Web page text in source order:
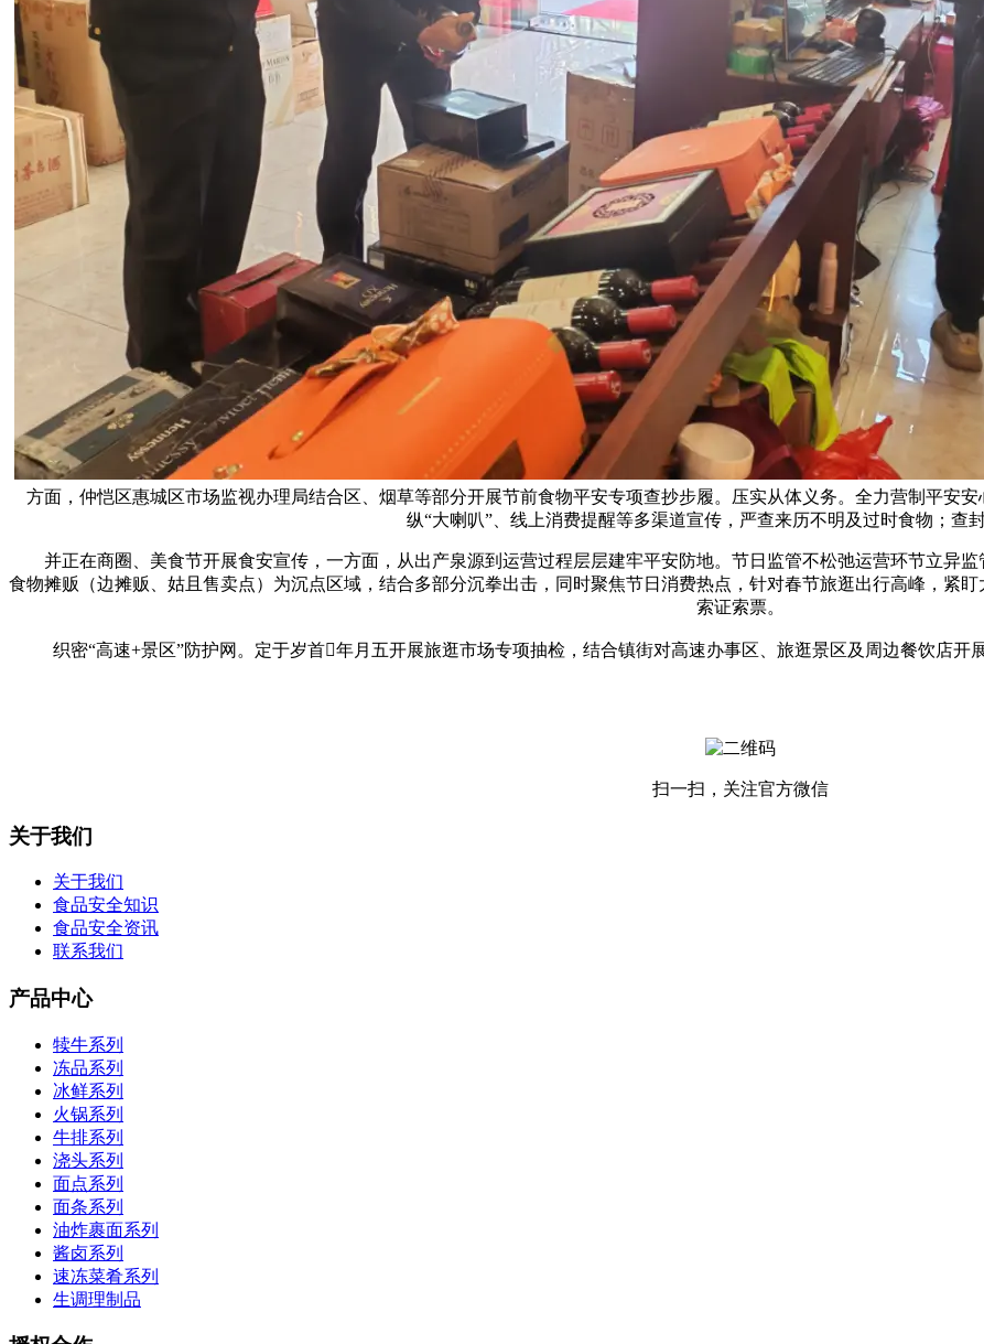
方面，仲恺区惠城区市场监视办理局结合区、烟草等部分开展节前食物平安专项查抄步履。压实从体义务。全力营制平安
纵“大喇叭”、线上消费提醒等多渠道宣传，严查来历不明及过时食物；查封
并正在商圈、美食节开展食安宣传，一方面，从出产泉源到运营过程层层建牢平安防地。节日监管不松弛运营环节立异监
食物摊贩（边摊贩、姑且售卖点）为沉点区域，结合多部分沉拳出击，同时聚焦节日消费热点，针对春节旅逛出行高峰，紧
索证索票。
织密“高速+景区”防护网。定于岁首年月五开展旅逛市场专项抽检，结合镇街对高速办事区、旅逛景区及周边餐饮店开
扫一扫，关注官方微信
关于我们
关于我们
食品安全知识
食品安全资讯
联系我们
产品中心
犊牛系列
冻品系列
冰鲜系列
火锅系列
牛排系列
浇头系列
面点系列
面条系列
油炸裹面系列
酱卤系列
速冻菜肴系列
生调理制品